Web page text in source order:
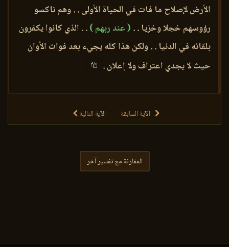
الأرض لإصلاح ما فات في الحياة الأولى . . وهم ناكسو
رؤوسهم خجلا وخزيا . . ( عند ربهم ). . الذي كانوا يكفرون
بلقائه في الدنيا . . ولكن هذا كله يجيء بعد فوات الأوان
حيث لا يجدي اعتراف ولا إعلان .
الآية السابقة الآية التالية
المقارنة مع تفسير آخر